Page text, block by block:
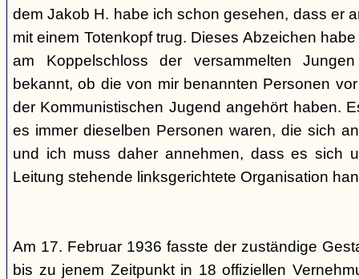
dem Jakob H. habe ich schon gesehen, dass er
mit einem Totenkopf trug. Dieses Abzeichen
am Koppelschloss der versammelten
bekannt, ob die von mir benannten Personen
der Kommunistischen Jugend angehört haben.
es immer dieselben Personen waren, die sich
und ich muss daher annehmen, dass es sich
Leitung stehende linksgerichtete Organisation
Am 17. Februar 1936 fasste der zuständige
bis zu jenem Zeitpunkt in 18 offiziellen